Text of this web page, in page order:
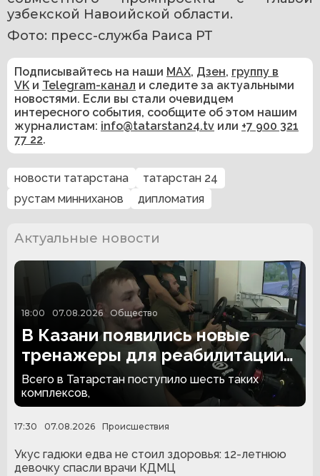
узбекской Навоийской области.
Фото: пресс-служба Раиса РТ
Подписывайтесь на наши MAX, Дзен, группу в
VK и Telegram-канал и следите за актуальными
новостями. Если вы стали очевидцем
интересного события, сообщите об этом нашим
журналистам: info@tatarstan24.tv или +7 900 321
77 22.
новости татарстана
татарстан 24
рустам минниханов
дипломатия
Актуальные новости
18:00 07.08.2026 Общество
В Казани появились новые
тренажеры для реабилитации
людей с ампутациями
Всего в Татарстан поступило шесть таких
комплексов,
17:30 07.08.2026 Происшествия
Укус гадюки едва не стоил здоровья: 12-летнюю
девочку спасли врачи КДМЦ